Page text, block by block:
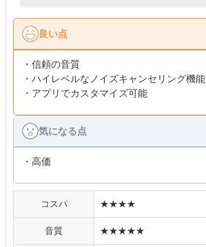
良い点
・信頼の音質
・ハイレベルなノイズキャンセリング機能
・アプリでカスタマイズ可能
気になる点
・高価
コスパ ★★★★
音質 ★★★★★